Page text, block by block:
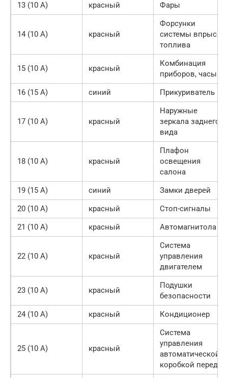
13 (10 А)
красный Фары
14 (10 А) красный
Форсунки
системы впрыска
топлива
15 (10 А) красный
Комбинация
приборов, часы
16 (15 А)
синий Прикуриватель
17 (10 А) красный
Наружные
зеркала заднего
вида
18 (10 А) красный
Плафон
освещения
салона
19 (15 А)
синий
Замки дверей
20 (10 А)
красный
Стоп-сигналы
21 (10 А)
красный Автомагнитола
22 (10 А) красный
Система
управления
двигателем
23 (10 А) красный
Подушки
безопасности
24 (10 А)
красный Кондиционер
25 (10 А) красный
Система
управления
автоматической
коробкой передач